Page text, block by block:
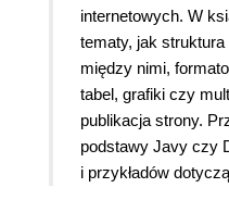
internetowych. W
tematy, jak struktura
między nimi,
tabel, grafiki czy
publikacja strony.
podstawy Javy czy
i przykładów